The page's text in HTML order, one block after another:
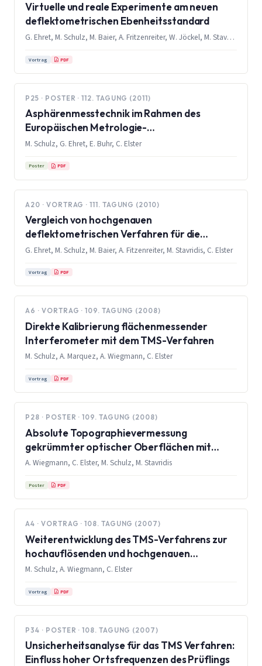
Virtuelle und reale Experimente am neuen
deflektometrischen Ebenheitsstandard
G. Ehret, M. Schulz, M. Baier, A. Fritzenreiter, W. Jöckel, M. Stavridis, C. Elster
Vortrag PDF
P25 · POSTER · 112. TAGUNG (2011)
Asphärenmesstechnik im Rahmen des
Europäischen Metrologie-
Forschungsprogramms EMRP
M. Schulz, G. Ehret, E. Buhr, C. Elster
Poster PDF
A20 · VORTRAG · 111. TAGUNG (2010)
Vergleich von hochgenauen
deflektometrischen Verfahren für die
Ebenheitsmetrologie
G. Ehret, M. Schulz, M. Baier, A. Fitzenreiter, M. Stavridis, C. Elster
Vortrag PDF
A6 · VORTRAG · 109. TAGUNG (2008)
Direkte Kalibrierung flächenmessender
Interferometer mit dem TMS-Verfahren
M. Schulz, A. Marquez, A. Wiegmann, C. Elster
Vortrag PDF
P28 · POSTER · 109. TAGUNG (2008)
Absolute Topographievermessung
gekrümmter optischer Oberflächen mit
hoher lateraler Auflösung
A. Wiegmann, C. Elster, M. Schulz, M. Stavridis
Poster PDF
A4 · VORTRAG · 108. TAGUNG (2007)
Weiterentwicklung des TMS-Verfahrens zur
hochauflösenden und hochgenauen
optischen Formmessung
M. Schulz, A. Wiegmann, C. Elster
Vortrag PDF
P34 · POSTER · 108. TAGUNG (2007)
Unsicherheitsanalyse für das TMS Verfahren:
Einfluss hoher Ortsfrequenzen des Prüflings